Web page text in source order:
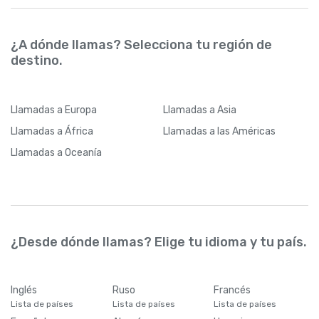
¿A dónde llamas? Selecciona tu región de
destino.
Llamadas a Europa Llamadas a Asia
Llamadas a África Llamadas a las Américas
Llamadas a Oceanía
¿Desde dónde llamas? Elige tu idioma y tu país.
Inglés
Lista de países
Ruso
Lista de países
Francés
Lista de países